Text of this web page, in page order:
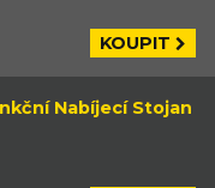
KOUPIT
Nabíjecí Stojan